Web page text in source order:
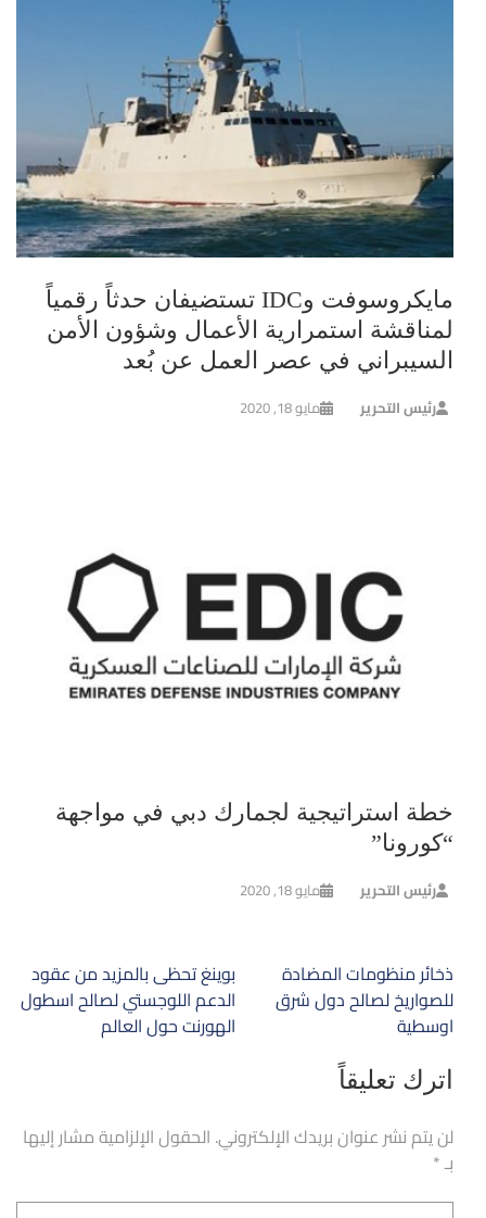
مايكروسوفت وIDC تستضيفان حدثاً رقمياً
لمناقشة استمرارية الأعمال وشؤون الأمن
السيبراني في عصر العمل عن بُعد
رئيس التحرير مايو 18, 2020
خطة استراتيجية لجمارك دبي في مواجهة
“كورونا”
رئيس التحرير مايو 18, 2020
تصفّح
المقالات
بوينغ تحظى بالمزيد من عقود
الدعم اللوجستي لصالح اسطول
الهورنت حول العالم
ذخائر منظومات المضادة
للصواريخ لصالح دول شرق
اوسطية
اترك تعليقاً
لن يتم نشر عنوان بريدك الإلكتروني. الحقول الإلزامية مشار إليها
بـ*